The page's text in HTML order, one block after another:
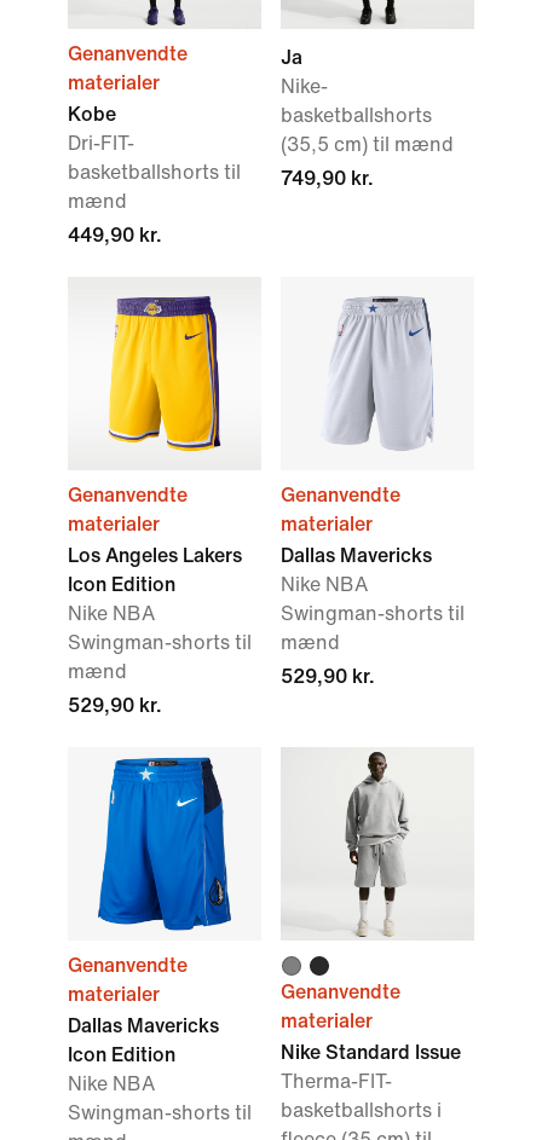
Genanvendte
materialer
Kobe
Dri-FIT-
basketballshorts til
mænd
449,90 kr.
Ja
Nike-
basketballshorts
(35,5 cm) til mænd
749,90 kr.
Genanvendte
materialer
Los Angeles Lakers
Icon Edition
Nike NBA
Swingman-shorts til
mænd
529,90 kr.
Genanvendte
materialer
Dallas Mavericks
Nike NBA
Swingman-shorts til
mænd
529,90 kr.
Genanvendte
materialer
Dallas Mavericks
Icon Edition
Nike NBA
Swingman-shorts til
Genanvendte
materialer
Nike Standard Issue
Therma-FIT-
basketballshorts i